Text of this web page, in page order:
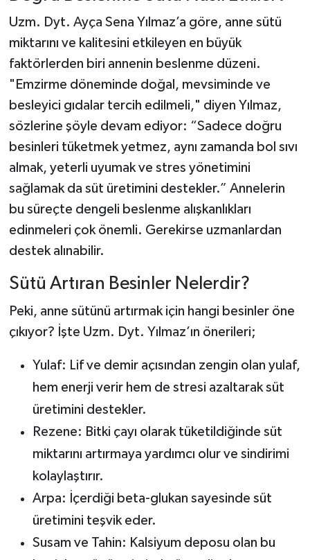
Uzm. Dyt. Ayça Sena Yılmaz’a göre, anne sütü
miktarını ve kalitesini etkileyen en büyük
faktörlerden biri annenin beslenme düzeni.
"Emzirme döneminde doğal, mevsiminde ve
besleyici gıdalar tercih edilmeli," diyen Yılmaz,
sözlerine şöyle devam ediyor: “Sadece doğru
besinleri tüketmek yetmez, aynı zamanda bol sıvı
almak, yeterli uyumak ve stres yönetimini
sağlamak da süt üretimini destekler.” Annelerin
bu süreçte dengeli beslenme alışkanlıkları
edinmeleri çok önemli. Gerekirse uzmanlardan
destek alınabilir.
Sütü Artıran Besinler Nelerdir?
Peki, anne sütünü artırmak için hangi besinler öne
çıkıyor? İşte Uzm. Dyt. Yılmaz’ın önerileri;
Yulaf: Lif ve demir açısından zengin olan yulaf,
hem enerji verir hem de stresi azaltarak süt
üretimini destekler.
Rezene: Bitki çayı olarak tüketildiğinde süt
miktarını artırmaya yardımcı olur ve sindirimi
kolaylaştırır.
Arpa: İçerdiği beta-glukan sayesinde süt
üretimini teşvik eder.
Susam ve Tahin: Kalsiyum deposu olan bu